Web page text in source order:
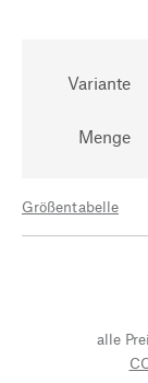
Variante
Menge
Größentabelle
alle